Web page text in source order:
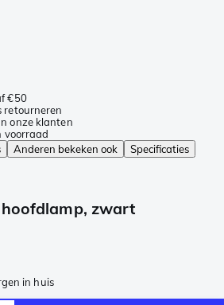
€50
retourneren
onze klanten
voorraad
Anderen bekeken ook
Specificaties
zwart
in huis